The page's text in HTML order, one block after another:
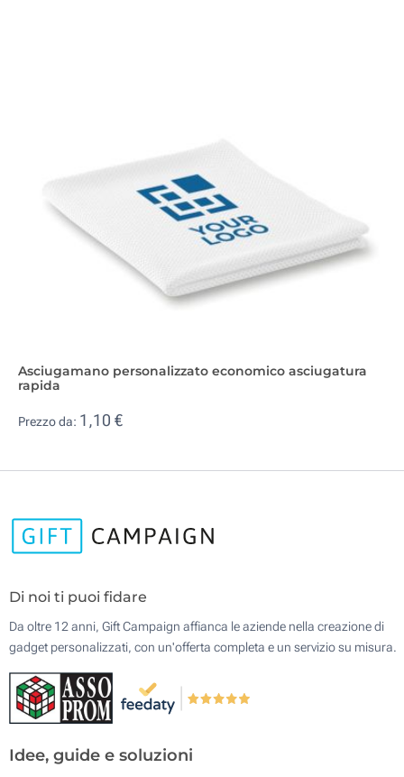
Asciugamano personalizzato economico asciugatura
rapida
Prezzo da: 1,10 €
Di noi ti puoi fidare
Da oltre 12 anni, Gift Campaign affianca le aziende nella creazione di
gadget personalizzati, con un'offerta completa e un servizio su misura.
Idee, guide e soluzioni